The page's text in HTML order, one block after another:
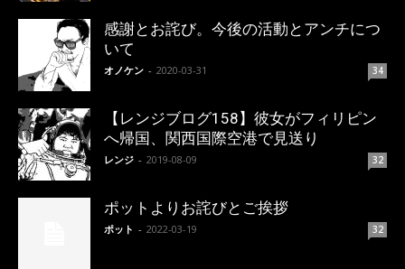
感謝とお詫び。今後の活動とアンチにつ
いて
オノケン - 2020-03-31 34
【レンジブログ158】彼女がフィリピン
へ帰国、関西国際空港で見送り
レンジ - 2019-08-09 32
ポットよりお詫びとご挨拶
ポット - 2022-03-19 32